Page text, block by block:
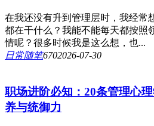
在我还没有升到管理层时，我经常
都在干什么？我能不能每天都按照
情呢？很多时候我是这么想，也...
日常随笔6702026-07-30
职场进阶必知：20条管理心
养与统御力